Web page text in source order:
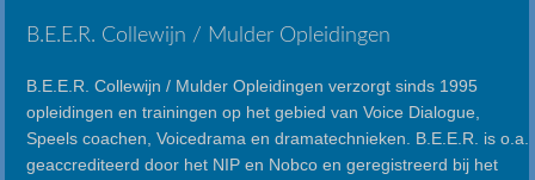
B.E.E.R. Collewijn / Mulder Opleidingen
B.E.E.R. Collewijn / Mulder Opleidingen verzorgt sinds 1995
opleidingen en trainingen op het gebied van Voice Dialogue,
Speels coachen, Voicedrama en dramatechnieken. B.E.E.R. is o.a.
geaccrediteerd door het NIP en Nobco en geregistreerd bij het